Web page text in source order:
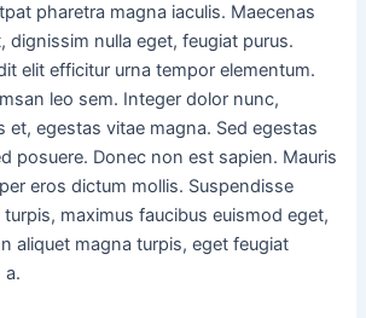
pharetra magna iaculis. Maecenas
dignissim nulla eget, feugiat purus.
elit efficitur urna tempor elementum.
leo sem. Integer dolor nunc,
et, egestas vitae magna. Sed egestas
posuere. Donec non est sapien. Mauris
eros dictum mollis. Suspendisse
maximus faucibus euismod eget,
aliquet magna turpis, eget feugiat
a.